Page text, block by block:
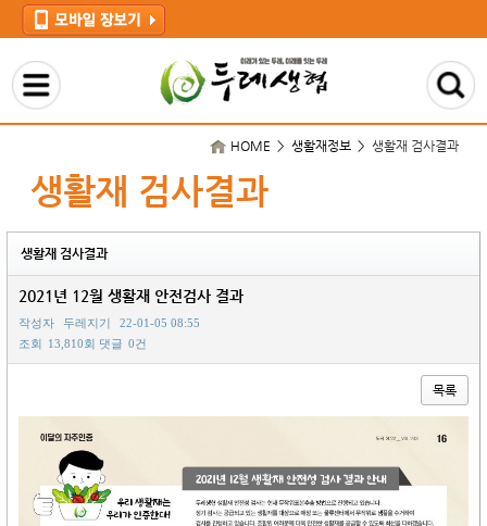
생활재 검사결과
HOME > 생활재정보 > 생활재 검사결과
생활재 검사결과
2021년 12월 생활재 안전검사 결과
작성자 두레지기
22-01-05 08:55
조회 13,810회 댓글 0건
목록